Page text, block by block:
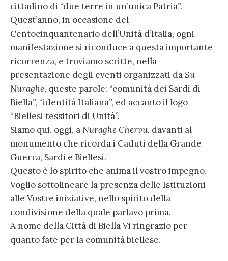
cittadino di “due terre in un’unica Patria”.
Quest’anno, in occasione del
Centocinquantenario dell’Unità d’Italia, ogni
manifestazione si riconduce a questa importante
ricorrenza, e troviamo scritte, nella
presentazione degli eventi organizzati daSu
Nuraghe, queste parole: “comunità dei Sardi di
Biella”, “identità Italiana”, ed accanto il logo
“Biellesi tessitori di Unità”.
Siamo qui, oggi, aNuraghe Chervu, davanti al
monumento che ricorda i Caduti della Grande
Guerra, Sardi e Biellesi.
Questo è lo spirito che anima il vostro impegno.
Voglio sottolineare la presenza delle Istituzioni
alle Vostre iniziative, nello spirito della
condivisione della quale parlavo prima.
A nome della Città di Biella Vi ringrazio per
quanto fate per la comunità biellese.